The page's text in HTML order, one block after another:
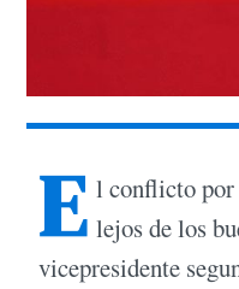
E l conflicto por
lejos de los
vicepresidente